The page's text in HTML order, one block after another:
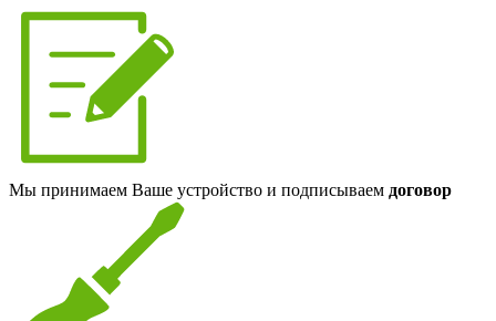
Мы принимаем Ваше устройство и подписываем договор